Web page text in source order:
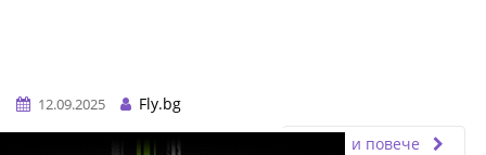
12.09.2025
Fly.bg
Прочети повече